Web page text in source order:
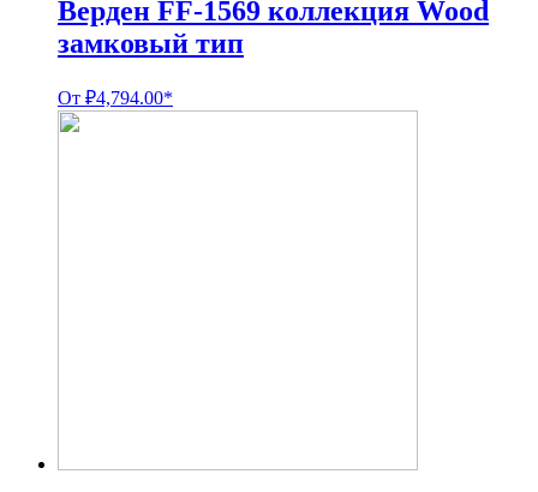
Верден FF-1569 коллекция Wood
замковый тип
От ₽4,794.00*